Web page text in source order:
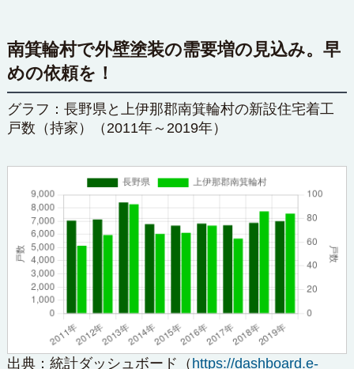
南箕輪村で外壁塗装の需要増の見込み。早
めの依頼を！
グラフ：長野県と上伊那郡南箕輪村の新設住宅着工
戸数（持家）（2011年～2019年）
出典： 統計ダッシュボード （ https://dashboard.e-